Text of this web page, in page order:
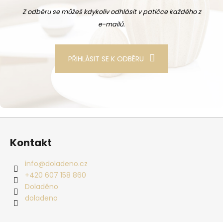
Z odběru se můžeš kdykoliv odhlásit v patičce každého z
e-mailů.
PŘIHLÁSIT SE K ODBĚRU
Zápatí
Kontakt
info@doladeno.cz
+420 607 158 860
Doladěno
doladeno